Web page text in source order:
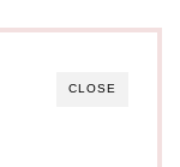
CLOSE